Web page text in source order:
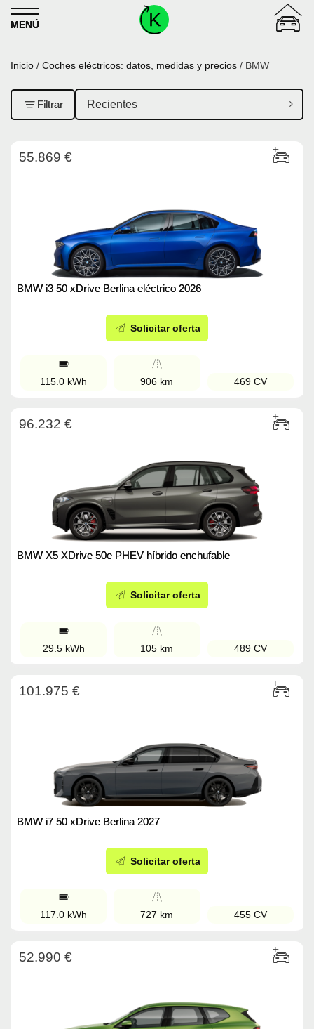
Skip to content
MENÚ
Inicio / Coches eléctricos: datos, medidas y precios / BMW
Filtrar
55.869 €
BMW i3 50 xDrive Berlina eléctrico 2026
Solicitar oferta
115.0 kWh 906 km 469 CV
96.232 €
BMW X5 XDrive 50e PHEV híbrido enchufable
Solicitar oferta
29.5 kWh 105 km 489 CV
101.975 €
BMW i7 50 xDrive Berlina 2027
Solicitar oferta
117.0 kWh 727 km 455 CV
52.990 €